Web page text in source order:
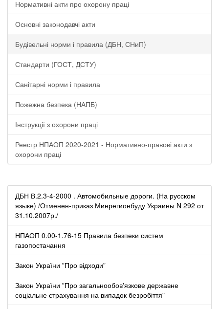
Нормативні акти про охорону праці
Основні законодавчі акти
Будівельні норми і правила (ДБН, СНиП)
Стандарти (ГОСТ, ДСТУ)
Санітарні норми і правила
Пожежна безпека (НАПБ)
Інструкції з охорони праці
Реестр НПАОП 2020-2021 - Нормативно-правові акти з
охорони праці
ДБН В.2.3-4-2000 . Автомобильные дороги. (На русском
языке) /Отменен-приказ Минрегионбуду Украины N 292 от
31.10.2007р./
НПАОП 0.00-1.76-15 Правила безпеки систем
газопостачання
Закон України "Про відходи"
Закон України "Про загальнообов'язкове державне
соціальне страхування на випадок безробіття"